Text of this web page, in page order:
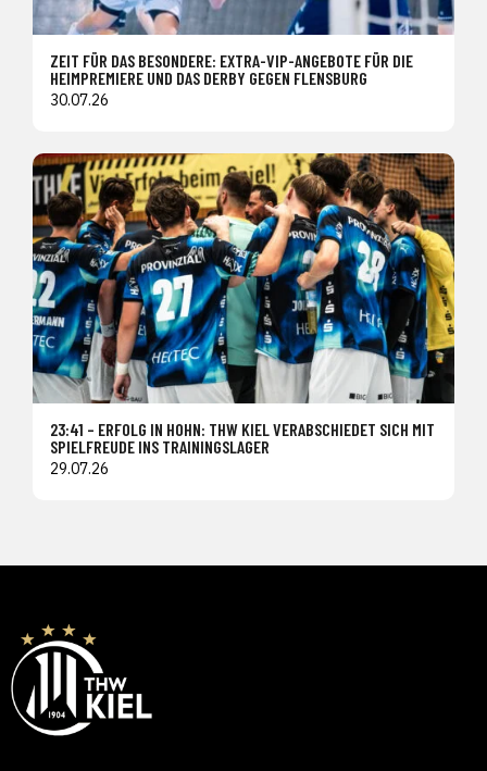
ZEIT FÜR DAS BESONDERE: EXTRA-VIP-ANGEBOTE FÜR DIE
HEIMPREMIERE UND DAS DERBY GEGEN FLENSBURG
30.07.26
23:41 – ERFOLG IN HOHN: THW KIEL VERABSCHIEDET SICH MIT
SPIELFREUDE INS TRAININGSLAGER
29.07.26